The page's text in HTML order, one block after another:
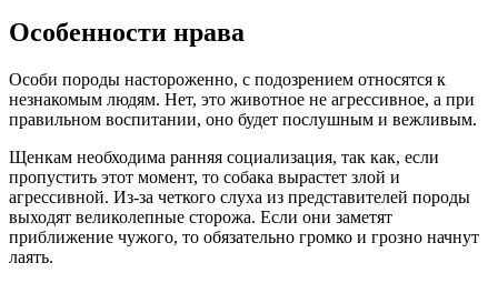
Особенности нрава
Особи породы настороженно, с подозрением относятся к
незнакомым людям. Нет, это животное не агрессивное, а при
правильном воспитании, оно будет послушным и вежливым.
Щенкам необходима ранняя социализация, так как, если
пропустить этот момент, то собака вырастет злой и
агрессивной. Из-за четкого слуха из представителей породы
выходят великолепные сторожа. Если они заметят
приближение чужого, то обязательно громко и грозно начнут
лаять.